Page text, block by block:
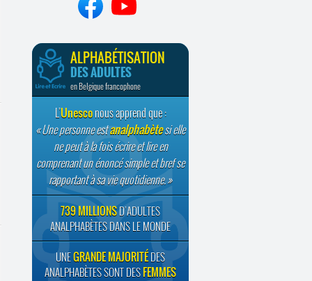
ALPHABÉTISATION
DES ADULTES
en Belgique francophone
L’Unesconous apprend que :
Une personne estanalphabètesi elle
ne peut à la fois écrire et lire en
comprenant un énoncé simple et bref se
rapportant à sa vie quotidienne.
739 MILLIONSD’ADULTES
ANALPHABÈTES DANS LE MONDE
UNEGRANDE MAJORITÉDES
ANALPHABÈTES SONT DESFEMMES